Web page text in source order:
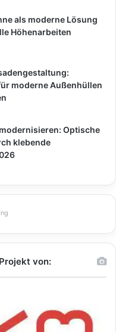
als moderne Lösung
Höhenarbeiten
moderne Außenhüllen
Optische
klebende
von: